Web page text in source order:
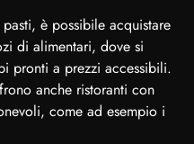
è possibile acquistare
di alimentari, dove si
pronti a prezzi accessibili.
anche ristoranti con
come ad esempio i